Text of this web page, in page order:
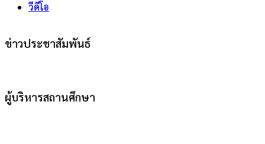
วีดีโอ
ข่าวประชาสัมพันธ์
ผู้บริหารสถานศึกษา